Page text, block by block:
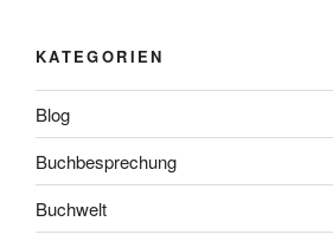
KATEGORIEN
Blog
Buchbesprechung
Buchwelt